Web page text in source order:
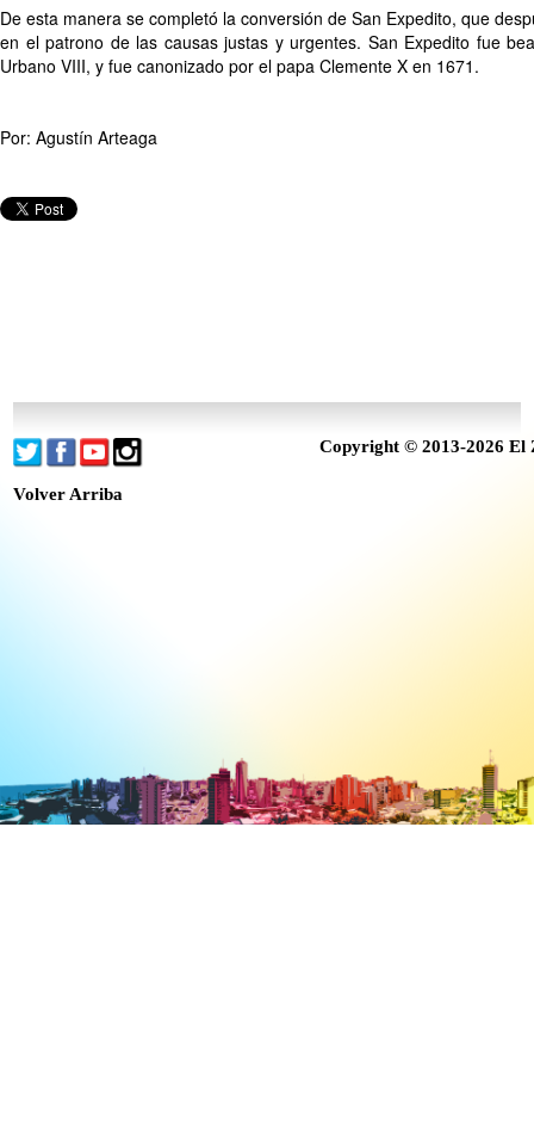
De esta manera se completó la conversión de San Expedito, que
en el patrono de las causas justas y urgentes. San Expedito fue
Urbano VIII, y fue canonizado por el papa Clemente X en 1671.
Por: Agustín Arteaga
Copyright © 2013-2026 El
Volver Arriba